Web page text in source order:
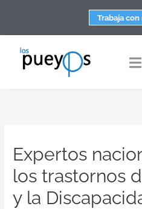
contenido
Trabaja
Apoyo
Espacio de
Expertos
los trastornos
y la